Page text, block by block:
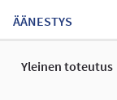
ÄÄNESTYS
Yleinen toteutus